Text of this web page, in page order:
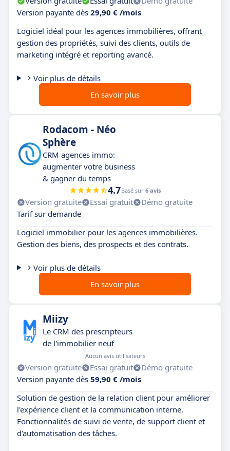
Version payante dès 29,90 € /mois
Logiciel idéal pour les agences immobilières, offrant
gestion des propriétés, suivi des clients, outils de
marketing intégré et reporting avancé.
Voir plus de détails
En savoir plus
Rodacom - Néo
Sphère
CRM agences immo:
augmenter votre business
& gagner du temps
4.7Basé sur 6 avis
Version gratuite Essai gratuit
Démo gratuite
Tarif sur demande
Logiciel immobilier pour les agences immobilières.
Gestion des biens, des prospects et des contrats.
Voir plus de détails
En savoir plus
Miizy
Le CRM des prescripteurs
de l'immobilier neuf
Aucun avis utilisateurs
Version gratuite Essai gratuit
Démo gratuite
Version payante dès 59,90 € /mois
Solution de gestion de la relation client pour améliorer
l'expérience client et la communication interne.
Fonctionnalités de suivi de vente, de support client et
d'automatisation des tâches.